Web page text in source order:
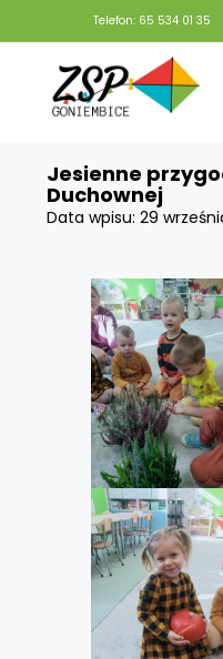
Telefon: 65 534 01 35
Jesienne
Duchownej
Data wpisu:29